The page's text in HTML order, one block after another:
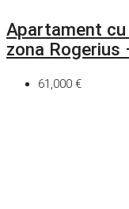
Apartament cu
zona Rogerius
61,000 €